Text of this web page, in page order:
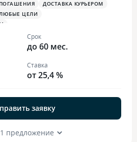
ДОСТАВКА КУРЬЕРОМ
ЦЕЛИ
Срок
до 60 мес.
Ставка
от 25,4 %
заявку
предложение